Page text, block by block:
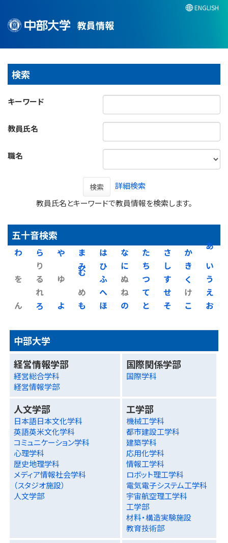
教員情報
ENGLISH
検索
キーワード
教員氏名
職名
検索
詳細検索
教員氏名とキーワードで教員情報を検索します。
五十音検索
あ
い
う
え
お
か
き
く
け
こ
さ
し
す
せ
そ
た
ち
つ
て
と
な
に
ぬ
ね
の
は
ひ
ふ
へ
ほ
ま
み
む
め
も
や
ゆ
よ
ら
り
る
れ
ろ
わ
を
ん
中部大学
経営情報学部
経営総合学科
経営情報学部
国際関係学部
国際学科
人文学部
日本語日本文化学科
英語英米文化学科
コミュニケーション学科
心理学科
歴史地理学科
メディア情報社会学科
（スタジオ施設）
人文学部
工学部
機械工学科
都市建設工学科
建築学科
応用化学科
情報工学科
ロボット理工学科
電気電子システム工学科
宇宙航空理工学科
工学部
材料・構造実験施設
教育技術部